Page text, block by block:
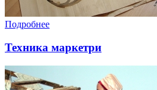
Подробнее
Техника маркетри